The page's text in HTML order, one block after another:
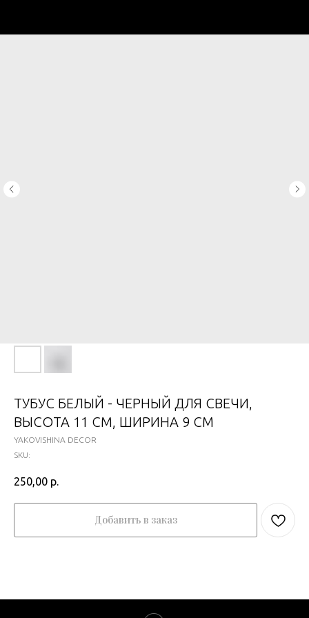
ТУБУС БЕЛЫЙ - ЧЕРНЫЙ ДЛЯ СВЕЧИ,
ВЫСОТА 11 СМ, ШИРИНА 9 СМ
YAKOVISHINA DECOR
SKU:
250,00 р.
Добавить в заказ